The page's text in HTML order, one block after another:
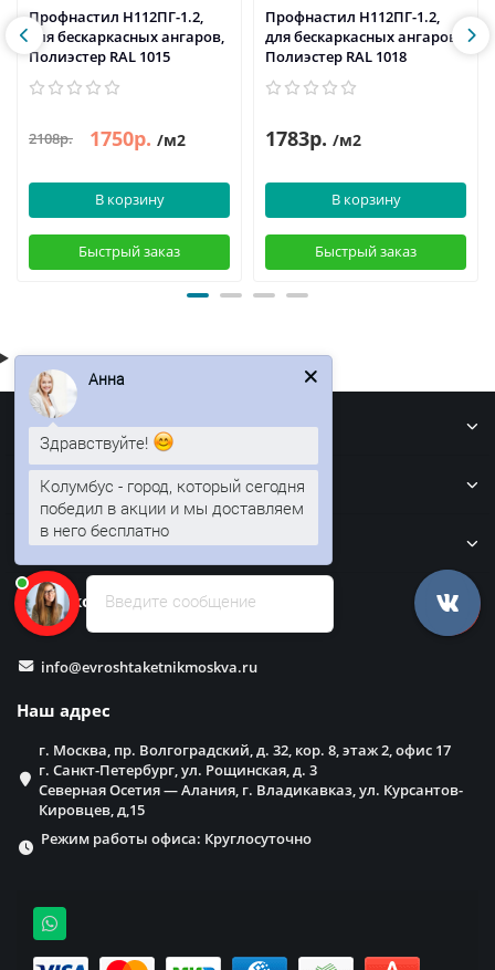
Профнастил H112ПГ-1.2,
для бескаркасных ангаров,
Полиэстер RAL 1015
2108р. 1750р. /м2
В корзину
Быстрый заказ
Профнастил H112ПГ-1.2,
для бескаркасных ангаров,
Полиэстер RAL 1018
1783р. /м2
В корзину
Быстрый заказ
Информация
Кровля
Забор
Наши контакты
info@evroshtaketnikmoskva.ru
Наш адрес
г. Москва, пр. Волгоградский, д. 32, кор. 8, этаж 2, офис 17
г. Санкт-Петербург, ул. Рощинская, д. 3
Северная Осетия — Алания, г. Владикавказ, ул. Курсантов-
Кировцев, д,15
Режим работы офиса: Круглосуточно
Введите сообщение
Анна
Здравствуйте!
Колумбус - город, который сегодня
победил в акции и мы доставляем
в него бесплатно